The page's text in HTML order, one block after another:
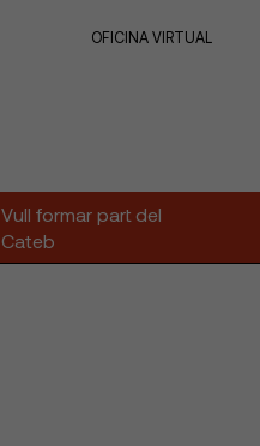
OFICINA VIRTUAL
Vull formar part del
Cateb